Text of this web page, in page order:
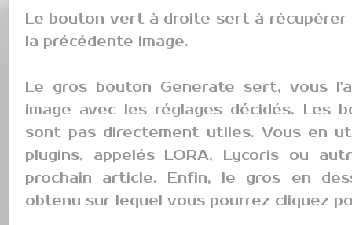
Le bouton vert à droite sert à récupérer
la précédente image.
Le gros bouton Generate sert, vous
image avec les réglages décidés. Les
sont pas directement utiles. Vous en
plugins, appelés LORA, Lycoris ou
prochain article. Enfin, le gros en
obtenu sur lequel vous pourrez cliquez